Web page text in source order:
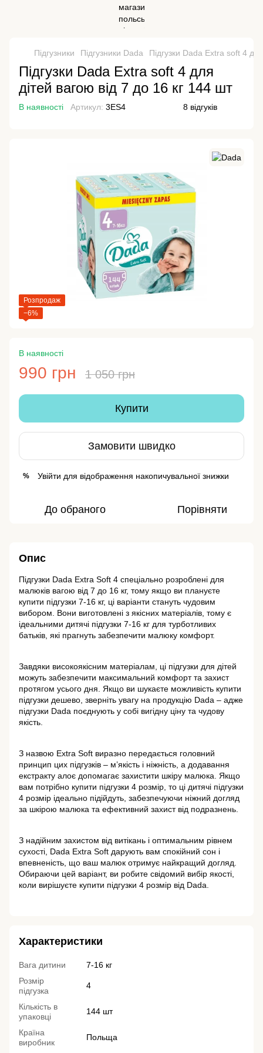
Підгузники Підгузники Dada Підгузки Dada Extra soft 4
Підгузки Dada Extra soft 4 для
дітей вагою від 7 до 16 кг 144 шт
В наявності Артикул: 3ES4 8 відгуків
Розпродаж
−6%
В наявності
990 грн 1 050 грн
Купити
Замовити швидко
% Увійти для відображення накопичувальної знижки
До обраного Порівняти
Опис
Підгузки Dada Extra Soft 4 спеціально розроблені для
малюків вагою від 7 до 16 кг, тому якщо ви плануєте
купити підгузки 7-16 кг, ці варіанти стануть чудовим
вибором. Вони виготовлені з якісних матеріалів, тому є
ідеальними дитячі підгузки 7-16 кг для турботливих
батьків, які прагнуть забезпечити малюку комфорт.
Завдяки високоякісним матеріалам, ці підгузки для дітей
можуть забезпечити максимальний комфорт та захист
протягом усього дня. Якщо ви шукаєте можливість купити
підгузки дешево, зверніть увагу на продукцію Dada – адже
підгузки Dada поєднують у собі вигідну ціну та чудову
якість.
З назвою Extra Soft виразно передається головний
принцип цих підгузків – м’якість і ніжність, а додавання
екстракту алоє допомагає захистити шкіру малюка. Якщо
вам потрібно купити підгузки 4 розмір, то ці дитячі підгузки
4 розмір ідеально підійдуть, забезпечуючи ніжний догляд
за шкірою малюка та ефективний захист від подразнень.
З надійним захистом від витікань і оптимальним рівнем
сухості, Dada Extra Soft дарують вам спокійний сон і
впевненість, що ваш малюк отримує найкращий догляд.
Обираючи цей варіант, ви робите свідомий вибір якості,
коли вирішуєте купити підгузки 4 розмір від Dada.
Характеристики
Вага дитини
7-16 кг
Розмір
підгузка
4
Кількість в
упаковці
144 шт
Країна
виробник
Польща